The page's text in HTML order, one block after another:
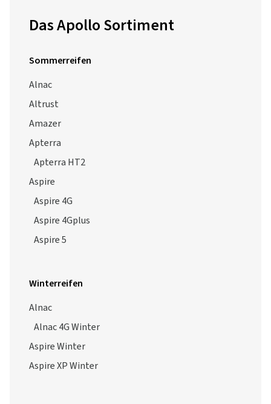
Das Apollo Sortiment
Sommerreifen
Alnac
Altrust
Amazer
Apterra
Apterra HT2
Aspire
Aspire 4G
Aspire 4Gplus
Aspire 5
Winterreifen
Alnac
Alnac 4G Winter
Aspire Winter
Aspire XP Winter